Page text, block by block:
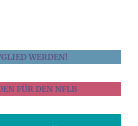
WERDEN!
FÜR DEN NFLB